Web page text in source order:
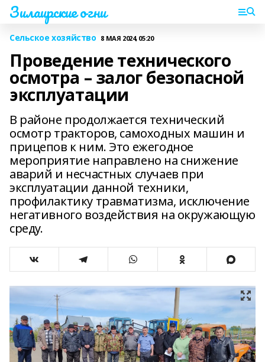
Зилаирские огни
Сельское хозяйство 8 МАЯ 2024, 05:20
Проведение технического
осмотра – залог безопасной
эксплуатации
В районе продолжается технический
осмотр тракторов, самоходных машин и
прицепов к ним. Это ежегодное
мероприятие направлено на снижение
аварий и несчастных случаев при
эксплуатации данной техники,
профилактику травматизма, исключение
негативного воздействия на окружающую
среду.